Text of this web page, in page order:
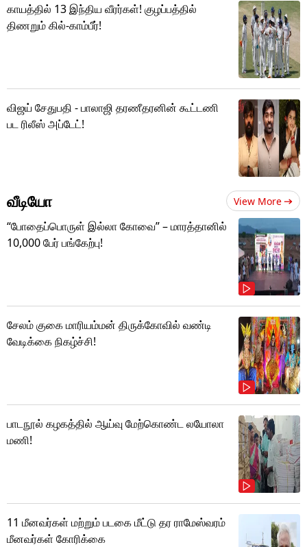
காயத்தில் 13 இந்திய வீரர்கள்! குழப்பத்தில்
திணறும் கில்-காம்பீர்!
விஜய் சேதுபதி - பாலாஜி தரணீதரனின் கூட்டணி
பட ரிலீஸ் அப்டேட்!
வீடியோ View More
“போதைப்பொருள் இல்லா கோவை” – மாரத்தானில்
10,000 பேர் பங்கேற்பு!
சேலம் குகை மாரியம்மன் திருக்கோவில் வண்டி
வேடிக்கை நிகழ்ச்சி!
பாடநூல் கழகத்தில் ஆய்வு மேற்கொண்ட லயோலா
மணி!
11 மீனவர்கள் மற்றும் படகை மீட்டு தர ராமேஸ்வரம்
மீனவர்கள் கோரிக்கை